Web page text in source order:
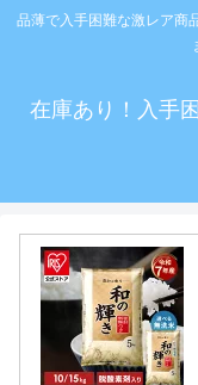
品薄で入手困難な激レア商
在庫あり！入手